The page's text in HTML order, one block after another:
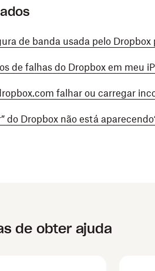
de banda usada pelo Dropbox
de falhas do Dropbox em meu
falhar ou carregar
do Dropbox não está
de obter ajuda